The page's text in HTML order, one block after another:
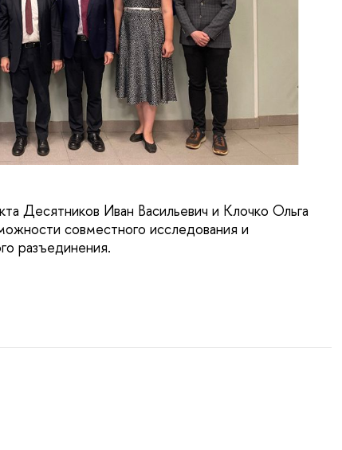
Десятников Иван Васильевич и Клочко Ольга
совместного исследования и
разъединения.